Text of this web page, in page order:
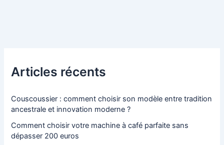
Articles récents
Couscoussier : comment choisir son modèle entre tradition
ancestrale et innovation moderne ?
Comment choisir votre machine à café parfaite sans
dépasser 200 euros